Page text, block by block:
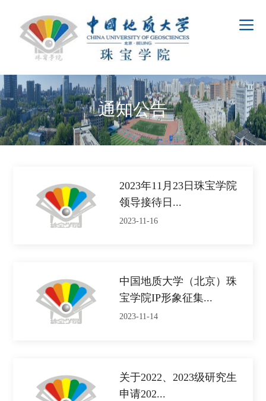
通知公告
2023年11月23日珠宝学院
领导接待日...
2023-11-16
中国地质大学（北京）珠
宝学院IP形象征集...
2023-11-14
关于2022、2023级研究生
申请202...